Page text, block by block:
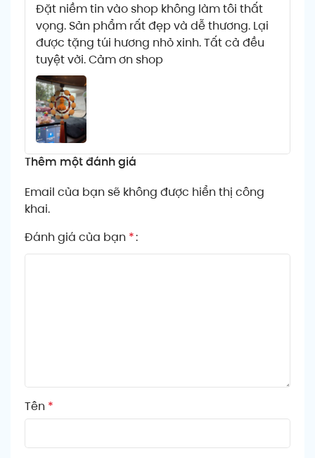
Đặt niềm tin vào shop không làm tôi thất
vọng. Sản phẩm rất đẹp và dễ thương. Lại
được tặng túi hương nhỏ xinh. Tất cả đều
tuyệt vời. Cảm ơn shop
Thêm một đánh giá
Email của bạn sẽ không được hiển thị công
khai.
Đánh giá của bạn *
Tên *